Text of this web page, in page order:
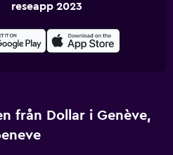
reseapp 2023
från Dollar i Genève,